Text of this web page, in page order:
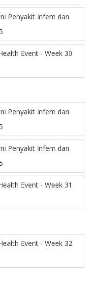
Penyakit Infem dan
Event - Week 30
Penyakit Infem dan
Penyakit Infem dan
Event - Week 31
Event - Week 32